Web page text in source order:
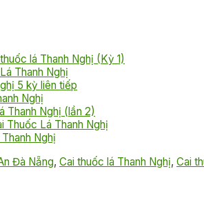
lá Thanh Nghị (Kỳ 1)
Thanh Nghị
5 kỳ liên tiếp
Nghị
Thanh Nghị (lần 2)
Thuốc Lá Thanh Nghị
Nghị
Đà Nẵng, Cai thuốc lá Thanh Nghị, Cai